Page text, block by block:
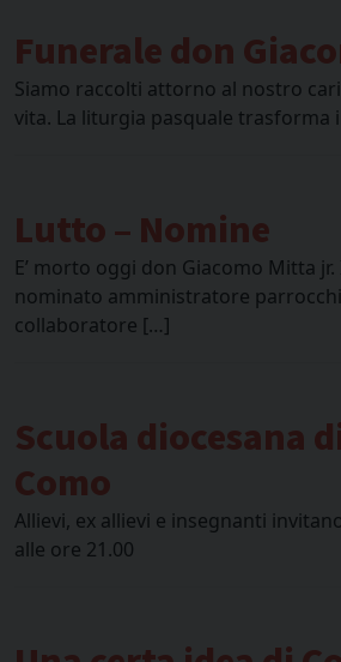
Funerale don
Siamo raccolti attorno al nostro
vita. La liturgia pasquale trasforma
Lutto – Nomine
E’ morto oggi don Giacomo Mitta
nominato amministratore
collaboratore […]
Scuola diocesana
Como
Allievi, ex allievi e insegnanti
alle ore 21.00